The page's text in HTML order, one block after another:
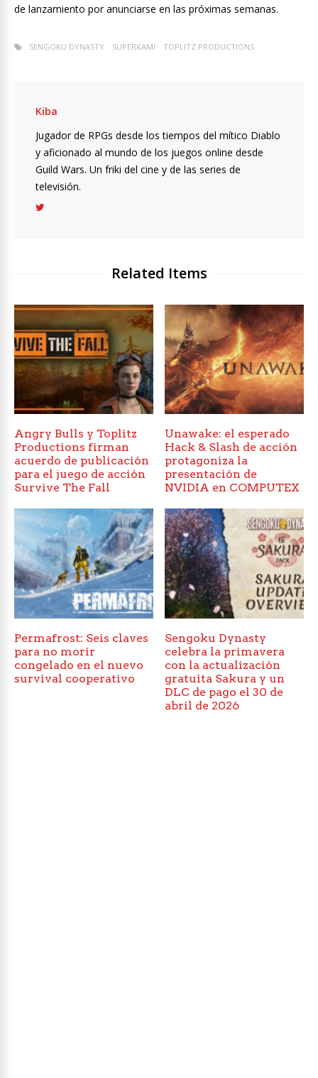
de lanzamiento por anunciarse en las próximas semanas.
SENGOKU DYNASTY SUPERKAMI TOPLITZ PRODUCTIONS
Kiba
Jugador de RPGs desde los tiempos del mítico Diablo
y aficionado al mundo de los juegos online desde
Guild Wars. Un friki del cine y de las series de
televisión.
Related Items
Angry Bulls y Toplitz
Productions firman
acuerdo de publicación
para el juego de acción
Survive The Fall
Unawake: el esperado
Hack & Slash de acción
protagoniza la
presentación de
NVIDIA en COMPUTEX
Permafrost: Seis claves
para no morir
congelado en el nuevo
survival cooperativo
Sengoku Dynasty
celebra la primavera
con la actualización
gratuita Sakura y un
DLC de pago el 30 de
abril de 2026